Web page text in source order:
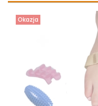
Okazja